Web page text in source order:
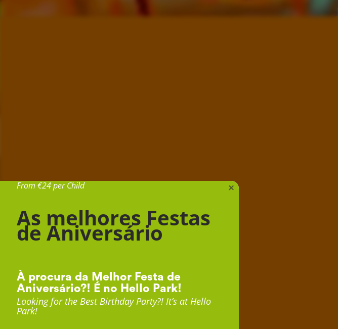
From €24 per Child
As melhores Festas
de Aniversário
À procura da Melhor Festa de
Aniversário?! É no Hello Park!
Looking for the Best Birthday Party?! It’s at Hello
Park!
×